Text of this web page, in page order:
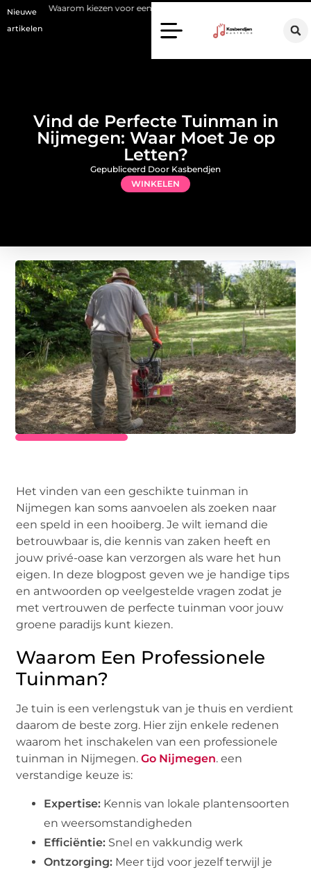
Nieuwe
artikelen
kiezen voor een stukadoor in Amersfoort?
Vind de Perfecte Tuinman in
Nijmegen: Waar Moet Je op
Letten?
WINKELEN
Gepubliceerd Door Kasbendjen
Het vinden van een geschikte tuinman in
Nijmegen kan soms aanvoelen als zoeken naar
een speld in een hooiberg. Je wilt iemand die
betrouwbaar is, die kennis van zaken heeft en
jouw privé-oase kan verzorgen als ware het hun
eigen. In deze blogpost geven we je handige tips
en antwoorden op veelgestelde vragen zodat je
met vertrouwen de perfecte tuinman voor jouw
groene paradijs kunt kiezen.
Waarom Een Professionele
Tuinman?
Je tuin is een verlengstuk van je thuis en verdient
daarom de beste zorg. Hier zijn enkele redenen
waarom het inschakelen van een professionele
tuinman in Nijmegen.Go Nijmegen. een
verstandige keuze is:
Expertise: Kennis van lokale plantensoorten
en weersomstandigheden
Efficiëntie: Snel en vakkundig werk
Ontzorging: Meer tijd voor jezelf terwijl je